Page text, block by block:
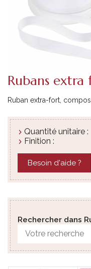
Rubans extra
Ruban extra-fort,
Quantité unitaire :
Finition :
Besoin d'aide ?
Rechercher dans